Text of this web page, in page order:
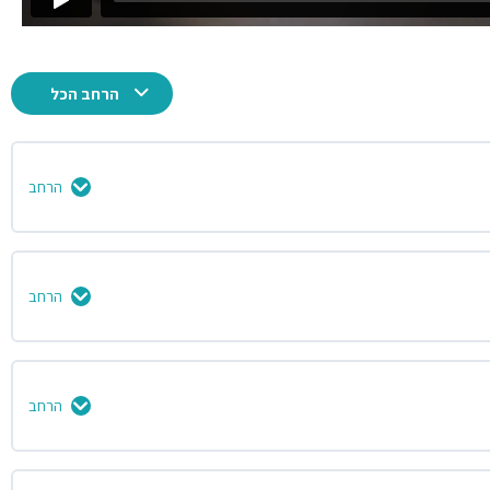
הרחב הכל
הרחב
0% הושלמו 0/5 שלבים
הרחב
0% הושלמו 0/5 שלבים
הרחב
0% הושלמו
0/5 שלבים